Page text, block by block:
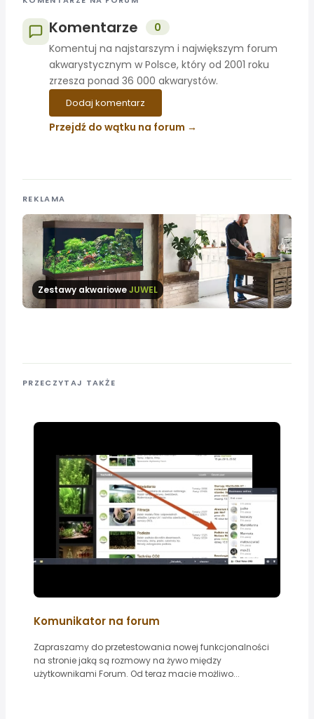
Komentarze
0
Komentuj na najstarszym i największym forum
akwarystycznym w Polsce, który od 2001 roku
zrzesza ponad 36 000 akwarystów.
Dodaj komentarz
Przejdź do wątku na forum
REKLAMA
Zestawy akwarioweJUWEL
PRZECZYTAJ TAKŻE
Komunikator na forum
Zapraszamy do przetestowania nowej funkcjonalności
na stronie jaką są rozmowy na żywo między
użytkownikami Forum. Od teraz macie możliwo...